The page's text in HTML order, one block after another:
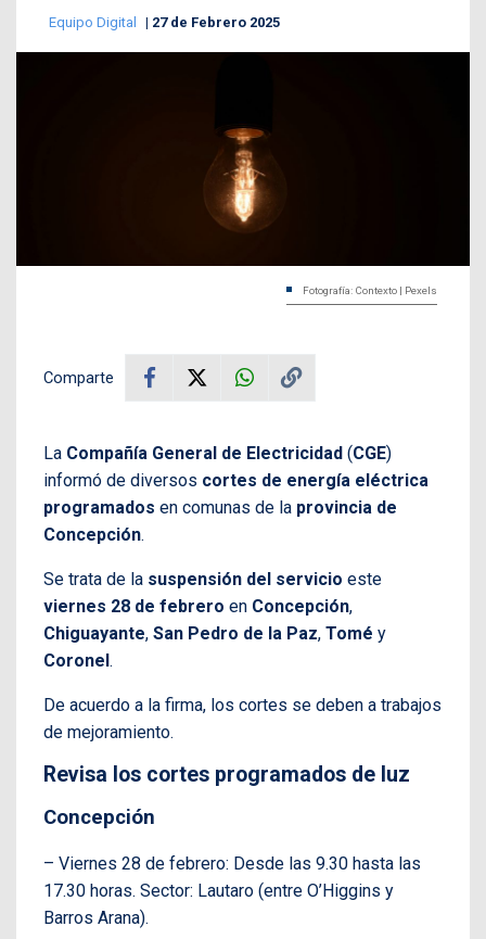
Equipo Digital 27 de Febrero 2025
Fotografía: Contexto | Pexels
Comparte
La Compañía General de Electricidad (CGE)
informó de diversos cortes de energía eléctrica
programados en comunas de la provincia de
Concepción.
Se trata de la suspensión del servicio este
viernes 28 de febrero en Concepción,
Chiguayante, San Pedro de la Paz, Tomé y
Coronel.
De acuerdo a la firma, los cortes se deben a trabajos
de mejoramiento.
Revisa los cortes programados de luz
Concepción
– Viernes 28 de febrero: Desde las 9.30 hasta las
17.30 horas. Sector: Lautaro (entre O’Higgins y
Barros Arana).